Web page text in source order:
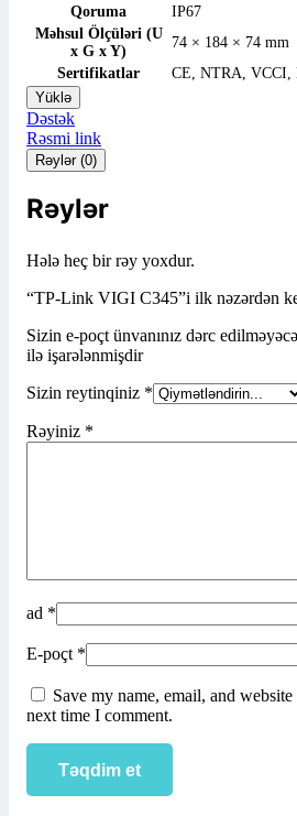
Qoruma
IP67
Məhsul Ölçüləri (U
x G x Y)
74 × 184 × 74 mm
Sertifikatlar
CE, NTRA, VCCI,
Yüklə
Dəstək
Rəsmi link
Rəylər (0)
Rəylər
Hələ heç bir rəy yoxdur.
“TP-Link VIGI C345”i ilk nəzərdən
Sizin e-poçt ünvanınız dərc
ilə işarələnmişdir
Sizin reytinqiniz *
Rəyiniz *
ad *
E-poçt *
Save my name, email, and
next time I comment.